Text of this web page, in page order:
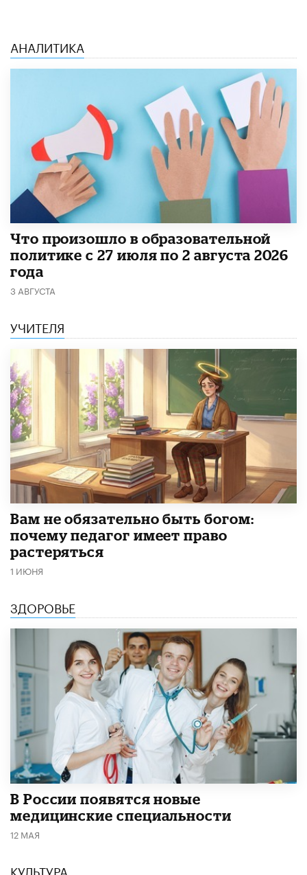
АНАЛИТИКА
​Что произошло в образовательной
политике с 27 июля по 2 августа 2026
года
3 АВГУСТА
УЧИТЕЛЯ
​Вам не обязательно быть богом:
почему педагог имеет право
растеряться
1 ИЮНЯ
ЗДОРОВЬЕ
В России появятся новые
медицинские специальности
12 МАЯ
КУЛЬТУРА